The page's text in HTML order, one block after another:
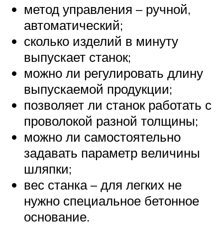
метод управления – ручной,
автоматический;
сколько изделий в минуту
выпускает станок;
можно ли регулировать длину
выпускаемой продукции;
позволяет ли станок работать с
проволокой разной толщины;
можно ли самостоятельно
задавать параметр величины
шляпки;
вес станка – для легких не
нужно специальное бетонное
основание.